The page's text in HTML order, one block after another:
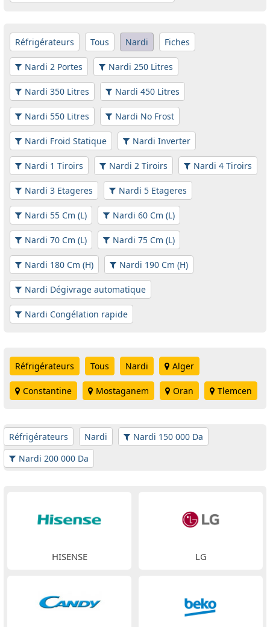
Réfrigérateurs Tous Nardi Fiches
Nardi 2 Portes Nardi 250 Litres
Nardi 350 Litres Nardi 450 Litres
Nardi 550 Litres Nardi No Frost
Nardi Froid Statique Nardi Inverter
Nardi 1 Tiroirs Nardi 2 Tiroirs Nardi 4 Tiroirs
Nardi 3 Etageres Nardi 5 Etageres
Nardi 55 Cm (L) Nardi 60 Cm (L)
Nardi 70 Cm (L) Nardi 75 Cm (L)
Nardi 180 Cm (H) Nardi 190 Cm (H)
Nardi Dégivrage automatique
Nardi Congélation rapide
Réfrigérateurs Tous Nardi Alger
Constantine Mostaganem Oran Tlemcen
Réfrigérateurs Nardi
Nardi 150 000 Da
Nardi 200 000 Da
HISENSE LG